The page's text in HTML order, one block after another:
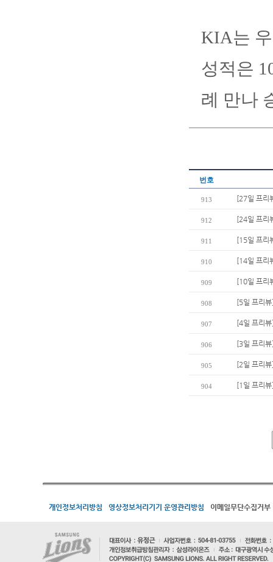
KIA는
성적은
례 만나
번호
913 [27일 프리
912 [24일 프리
911 [15일 프리
910 [14일 프리
909 [10일 프리
908 [5일 프리
907 [4일 프리
906 [3일 프리
905 [2일 프리
904 [1일 프리
개인정보처리방침 영상정보처리기기 운영관리방침 이메일무단수집거부